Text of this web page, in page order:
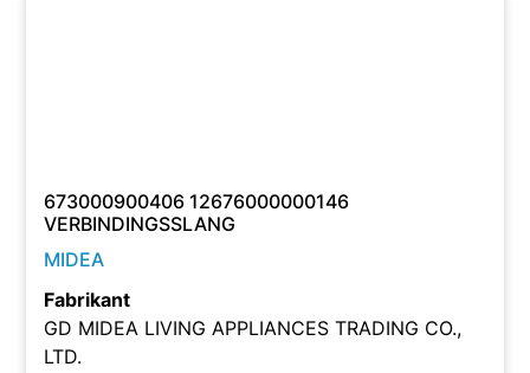
673000900406 12676000000146
VERBINDINGSSLANG
MIDEA
Fabrikant
GD MIDEA LIVING APPLIANCES TRADING CO.,
LTD.